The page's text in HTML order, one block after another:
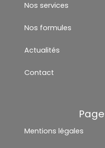
Nos services
Nos formules
Actualités
Contact
Mentions légales